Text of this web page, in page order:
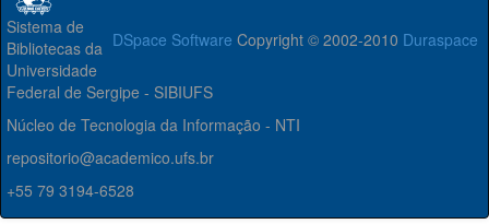
DSpace Software Copyright © 2002-2010 Duraspace
Sistema de
Bibliotecas da
Universidade
Federal de Sergipe - SIBIUFS
Núcleo de Tecnologia da Informação - NTI
repositorio@academico.ufs.br
+55 79 3194-6528